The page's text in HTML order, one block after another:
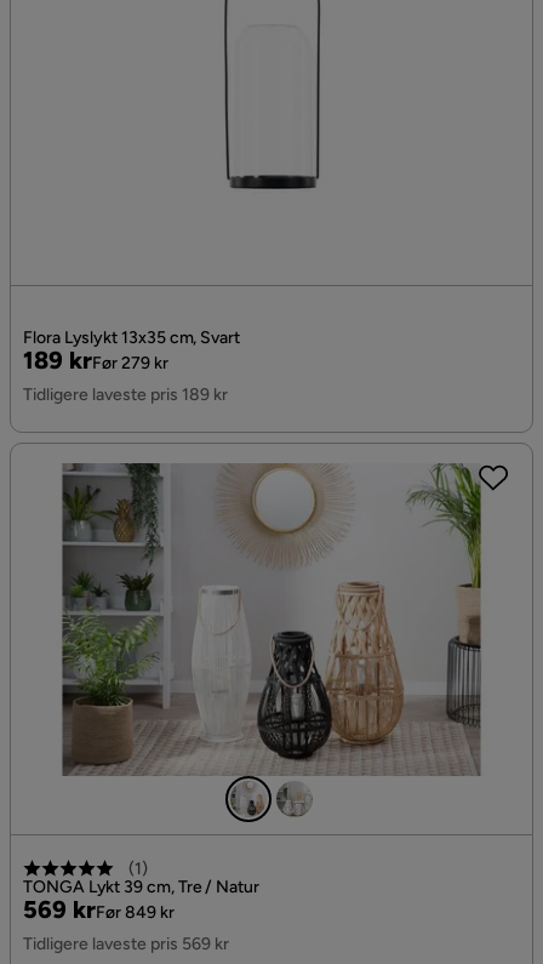
Flora Lyslykt 13x35 cm, Svart
Pris
189 kr
Original
Pris
Før 279 kr
Tidligere laveste pris 189 kr
(1)
TONGA Lykt 39 cm, Tre / Natur
Pris
569 kr
Original
Pris
Før 849 kr
Tidligere laveste pris 569 kr